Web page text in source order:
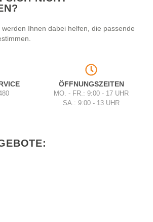
Ihnen dabei helfen, die passende
ÖFFNUNGSZEITEN
MO. - FR.: 9:00 - 17 UHR
SA.: 9:00 - 13 UHR